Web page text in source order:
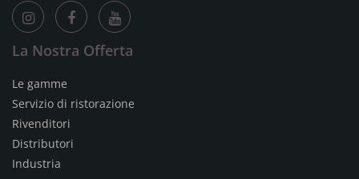
La Nostra Offerta
Le gamme
Servizio di ristorazione
Rivenditori
Distributori
Industria